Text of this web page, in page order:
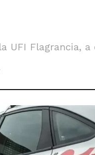
UFI Flagrancia,